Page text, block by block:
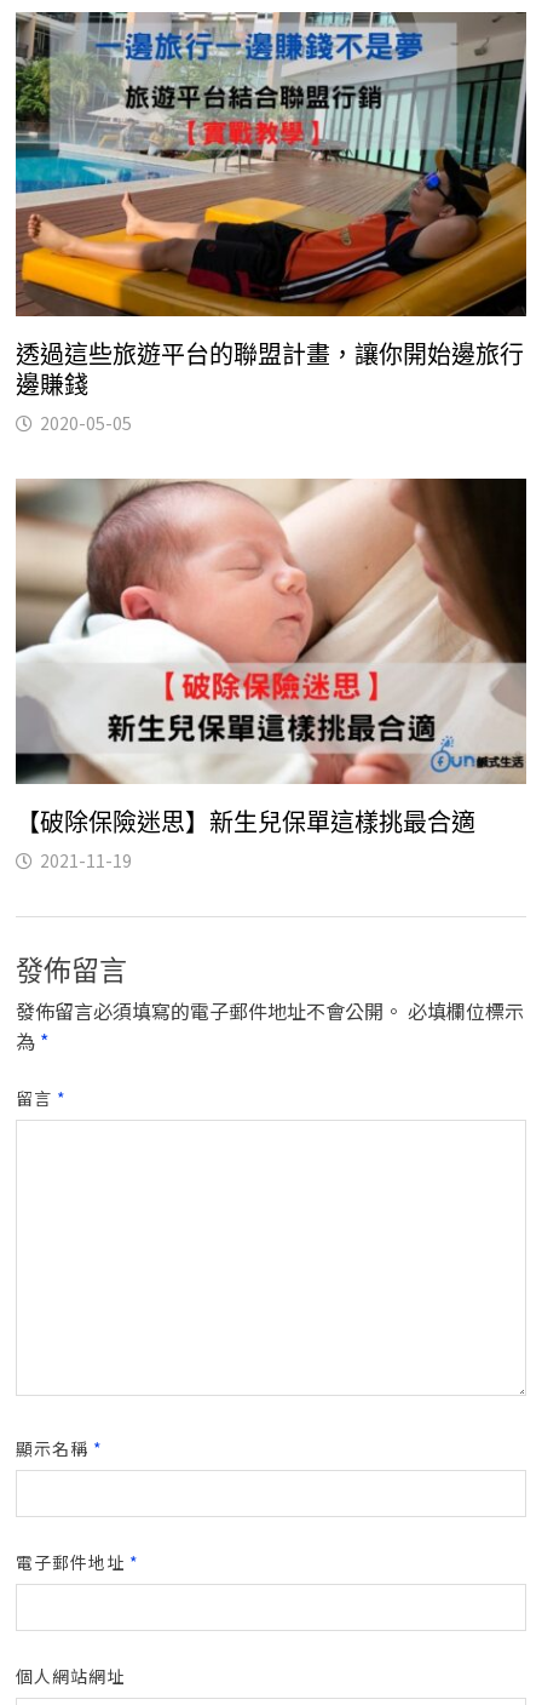
透過這些旅遊平台的聯盟計畫，讓你開始邊旅行
邊賺錢
2020-05-05
【破除保險迷思】新生兒保單這樣挑最合適
2021-11-19
發佈留言
發佈留言必須填寫的電子郵件地址不會公開。 必填欄位標示
為 *
留言 *
顯示名稱 *
電子郵件地址 *
個人網站網址